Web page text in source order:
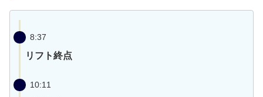
8:37
リフト終点
10:11